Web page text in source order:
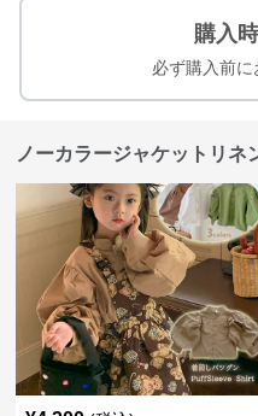
購入
必ず購入前に
ノーカラージャケットリネ